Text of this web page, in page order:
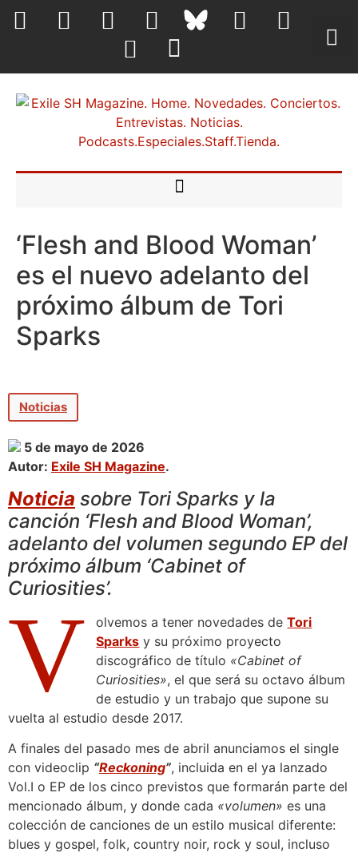
‘Flesh and Blood Woman’
es el nuevo adelanto del
próximo álbum de Tori
Sparks
Noticias
5 de mayo de 2026
Autor: Exile SH Magazine.
Noticia sobre Tori Sparks y la
canción ‘Flesh and Blood Woman’,
adelanto del volumen segundo EP del
próximo álbum ‘Cabinet of
Curiosities’.
V olvemos a tener novedades deTori
Sparks y su próximo proyecto
discográfico de título «Cabinet of
Curiosities», el que será su octavo álbum
de estudio y un trabajo que supone su
vuelta al estudio desde 2017.
A finales del pasado mes de abril anunciamos el single
con videoclip “Reckoning”, incluida en el ya lanzado
Vol.I o EP de los cinco previstos que formarán parte del
mencionado álbum, y donde cada «volumen» es una
colección de canciones de un estilo musical diferente:
blues y gospel, folk, country noir, rock y soul, incluso